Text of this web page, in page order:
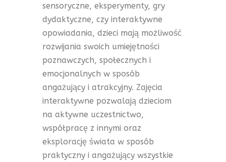
sensoryczne, eksperymenty, gry
dydaktyczne, czy interaktywne
opowiadania, dzieci mają możliwość
rozwijania swoich umiejętności
poznawczych, społecznych i
emocjonalnych w sposób
angażujący i atrakcyjny. Zajęcia
interaktywne pozwalają dzieciom
na aktywne uczestnictwo,
współpracę z innymi oraz
eksplorację świata w sposób
praktyczny i angażujący wszystkie